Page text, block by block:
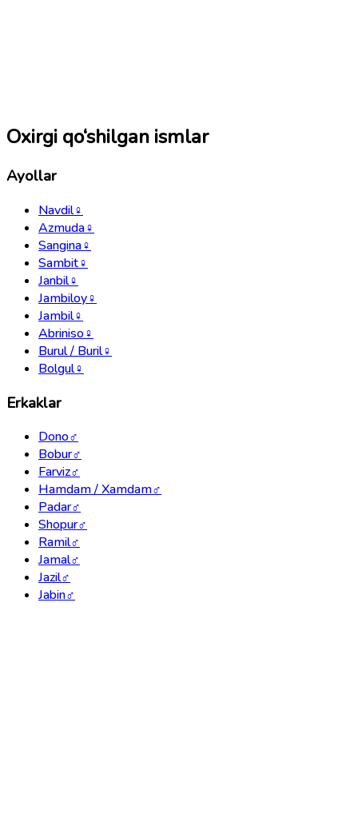
Oxirgi qo‘shilgan ismlar
Ayollar
Navdil♀
Azmuda♀
Sangina♀
Sambit♀
Janbil♀
Jambiloy♀
Jambil♀
Abriniso♀
Burul / Buril♀
Bolgul♀
Erkaklar
Dono♂
Bobur♂
Farviz♂
Hamdam / Xamdam♂
Padar♂
Shopur♂
Ramil♂
Jamal♂
Jazil♂
Jabin♂